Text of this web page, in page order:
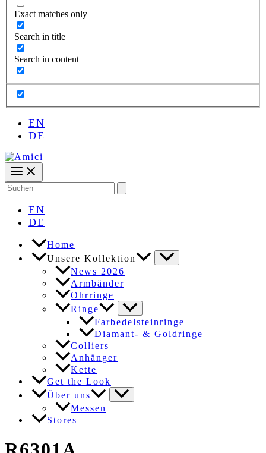
Exact matches only
Search in title
Search in content
EN
DE
Search
for:
EN
DE
Home
Unsere Kollektion
News 2026
Armbänder
Ohrringe
Ringe
Farbedelsteinringe
Diamant- & Goldringe
Colliers
Anhänger
Kette
Get the Look
Über uns
Messen
Stores